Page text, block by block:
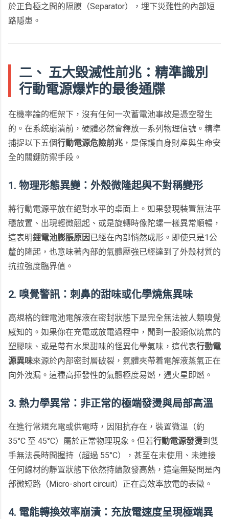
於正負極之間的隔膜（Separator），埋下災難性的內部短
路隱患。
二、 五大毀滅性前兆：精準識別
行動電源爆炸的最後通牒
在機率論的框架下，沒有任何一次蓄電池事故是憑空發生
的。在系統崩潰前，硬體必然會釋放一系列物理信號。精準
捕捉以下五個行動電源危險前兆 ，是保護自身財產與生命安
全的關鍵防禦手段。
1. 物理形態異變：外殼微隆起與不對稱變形
將行動電源平放在絕對水平的桌面上。如果發現裝置無法平
穩放置、出現輕微翹起、或是旋轉時像陀螺一樣異常順暢，
這表明鋰電池膨脹原因已經在內部悄然成形。即使只是1公
釐的隆起，也意味著內部的氣體壓強已經達到了外殼材質的
抗拉強度臨界值。
2. 嗅覺警訊：刺鼻的甜味或化學燒焦異味
高規格的鋰電池電解液在密封狀態下是完全無法被人類嗅覺
感知的。如果你在充電或放電過程中，聞到一股類似燒焦的
塑膠味、或是帶有水果甜味的怪異化學氣味，這代表行動電
源異味來源於內部密封層破裂，氣體夾帶着電解液蒸氣正在
向外洩漏。這種高揮發性的氣體極度易燃，遇火星即燃。
3. 熱力學異常：非正常的極端發燙與局部高溫
在進行常規充電或供電時，因阻抗存在，裝置微溫（約
35°C 至 45°C）屬於正常物理現象。但若行動電源發燙到雙
手無法長時間握持（超過 55°C），甚至在未使用、未連接
任何線材的靜置狀態下依然持續散發高熱，這毫無疑問是內
部微短路（Micro-short circuit）正在高效率放電的表徵。
4. 電能轉換效率崩潰：充放電速度呈現極端異